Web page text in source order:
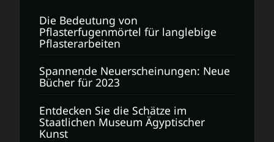
Die Bedeutung von
Pflasterfugenmörtel für langlebige
Pflasterarbeiten
Spannende Neuerscheinungen: Neue
Bücher für 2023
Entdecken Sie die Schätze im
Staatlichen Museum Ägyptischer
Kunst